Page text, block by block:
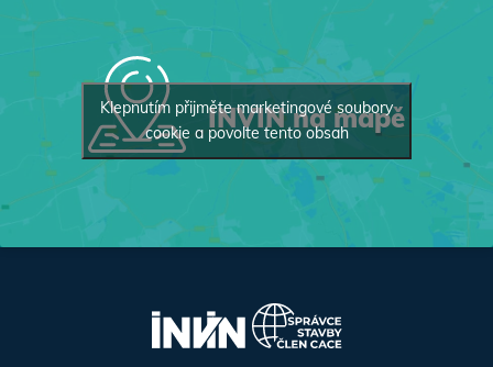
INVIN na mapě
Klepnutím přijměte marketingové soubory
cookie a povolte tento obsah